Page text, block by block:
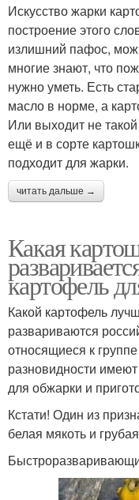
Искусство жарки
построение этого
излишний пафос,
многие знают, что
нужно уметь. Есть
масло в норме, а
Или выходит не
ещё и в сорте
подходит для жарки.
читать дальше →
Какая
картофель
Какой картофель
развариваются
относящиеся к
разновидности
для обжарки и
Кстати! Один из
белая мякоть и